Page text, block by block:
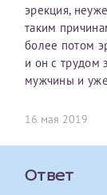
эрекция,
таким
более потом
и он с трудом
мужчины и уже
16 мая 2019
Ответ
О каком
Ваш отзыв
Электронная
Номер
Наши
общую
ваших
и мы
скорее.
Я
изменения и
внимательно
заявки.
После
с МЦРМ для